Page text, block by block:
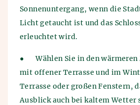
Sonnenuntergang, wenn die
Licht getaucht ist und das
erleuchtet wird.
●
Wählen Sie in den
mit offener Terrasse und im
Terrasse oder großen Fenstern,
Ausblick auch bei kaltem Wetter